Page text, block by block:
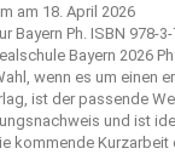
am 18. April 2026
Bayern 2026
wenn es um einen
, ist der passende
und ist
kommende Kurzarbeit